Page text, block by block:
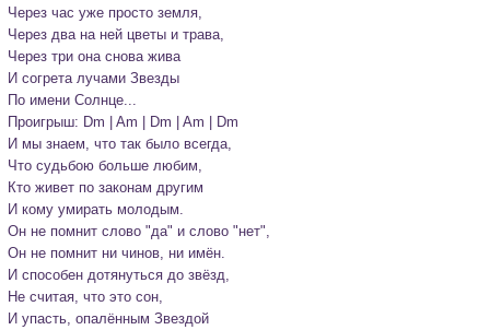
Через час уже просто земля,
Через два на ней цветы и трава,
Через три она снова жива
И согрета лучами Звезды
По имени Солнце...
Проигрыш: Dm | Am | Dm | Am | Dm
И мы знаем, что так было всегда,
Что судьбою больше любим,
Кто живет по законам другим
И кому умирать молодым.
Он не помнит слово "да" и слово "нет",
Он не помнит ни чинов, ни имён.
И способен дотянуться до звёзд,
Не считая, что это сон,
И упасть, опалённым Звездой